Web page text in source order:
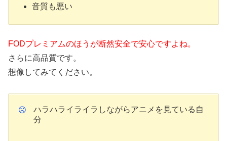
音質も悪い
FODプレミアムのほうが断然安全で安心ですよね。
さらに高品質です。
想像してみてください。
ハラハライライラしながらアニメを見ている自
分